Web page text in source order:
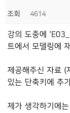
조회 4614
강의 도중에
트에서 모델링에
제공해주신 자료 (
있는 단축키에 추
제가 생각하기에